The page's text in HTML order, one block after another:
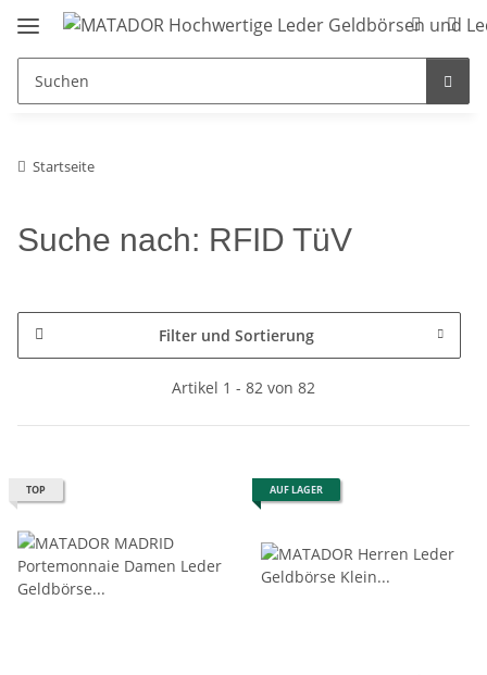
Startseite
Suche nach: RFID TüV
Filter und Sortierung
Artikel 1 - 82 von 82
TOP AUF LAGER